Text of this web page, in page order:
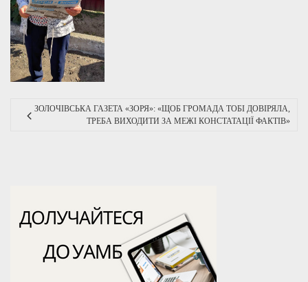
ЗОЛОЧІВСЬКА ГАЗЕТА «ЗОРЯ»: «ЩОБ ГРОМАДА ТОБІ ДОВІРЯЛА,
ТРЕБА ВИХОДИТИ ЗА МЕЖІ КОНСТАТАЦІЇ ФАКТІВ»